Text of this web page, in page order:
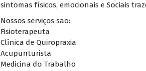
sintomas físicos, emocionais e Sociais
Nossos serviços são:
Fisioterapeuta
Clínica de Quiropraxia
Acupunturista
Medicina do Trabalho